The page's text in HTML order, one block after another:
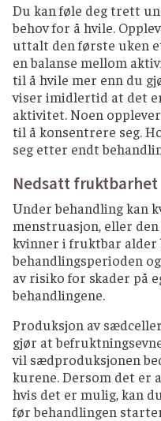
Du kan føle deg trett
behov for å hvile.
uttalt den første uken
en balanse mellom
til å hvile mer enn du
viser imidlertid at det
aktivitet. Noen
til å konsentrere seg.
seg etter endt
Nedsatt fruktbarhet
Under behandling kan
menstruasjon, eller
kvinner i fruktbar alder
behandlingsperioden
av risiko for skader på
behandlingene.
Produksjon av
gjør at
vil sædproduksjonen
kurene. Dersom det er
hvis det er mulig, kan
før behandlingen